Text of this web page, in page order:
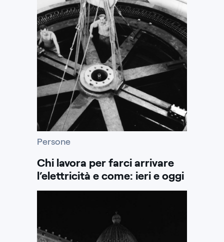
Persone
Chi lavora per farci arrivare
l’elettricità e come: ieri e oggi